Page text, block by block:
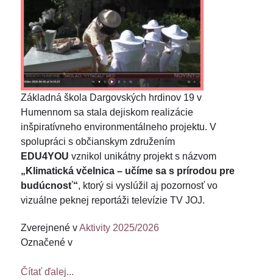
Základná škola Dargovských hrdinov 19 v
Humennom sa stala dejiskom realizácie
inšpiratívneho environmentálneho projektu. V
spolupráci s občianskym združením
EDU4YOU vznikol unikátny projekt s názvom
„Klimatická včelnica – učíme sa s prírodou pre
budúcnosť“, ktorý si vyslúžil aj pozornosť vo
vizuálne peknej reportáži televízie TV JOJ.
Zverejnené vAktivity 2025/2026
Označené v
Čítať ďalej...